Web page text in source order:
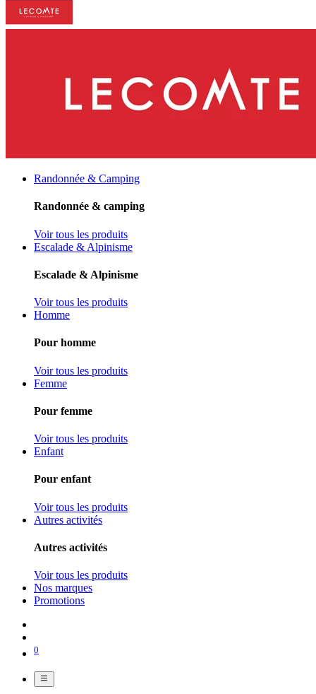
Randonnée & Camping
Randonnée & camping
Voir tous les produits
Escalade & Alpinisme
Escalade & Alpinisme
Voir tous les produits
Homme
Pour homme
Voir tous les produits
Femme
Pour femme
Voir tous les produits
Enfant
Pour enfant
Voir tous les produits
Autres activités
Autres activités
Voir tous les produits
Nos marques
Promotions
0